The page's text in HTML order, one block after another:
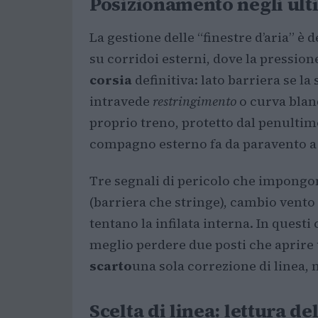
La gestione delle “finestre d’aria” è
su corridoi esterni, dove la
corsia definitiva: lato barriera se la
intravede restringimento o curva
proprio treno, protetto dal
compagno esterno fa da paravento
Tre segnali di pericolo che
(barriera che stringe), cambio
tentano la infilata interna. In questi
meglio perdere due posti che
scartouna sola correzione di linea,
Scelta di linea: lettura